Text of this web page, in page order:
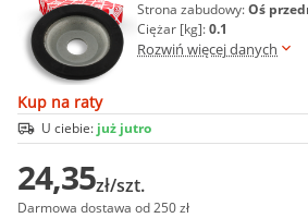
Strona zabudowy:Oś
Ciężar [kg]:0.1
Rozwiń więcej danych
Kup na raty
U ciebie: już jutro
24,35zł/szt.
Darmowa dostawa od 250 zł